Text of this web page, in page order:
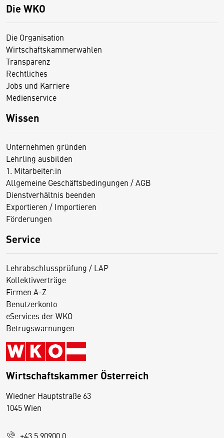
Die WKO
Die Organisation
Wirtschaftskammerwahlen
Transparenz
Rechtliches
Jobs und Karriere
Medienservice
Wissen
Unternehmen gründen
Lehrling ausbilden
1. Mitarbeiter:in
Allgemeine Geschäftsbedingungen / AGB
Dienstverhältnis beenden
Exportieren / Importieren
Förderungen
Service
Lehrabschlussprüfung / LAP
Kollektivverträge
Firmen A-Z
Benutzerkonto
eServices der WKO
Betrugswarnungen
Wirtschaftskammer Österreich
Wiedner Hauptstraße 63
1045 Wien
+43 5 90900 0
D